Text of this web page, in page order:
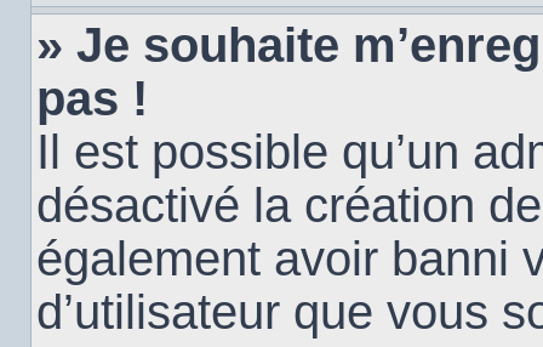
» Je souhaite
pas !
Il est possible qu’un
désactivé la création
également avoir banni
d’utilisateur que vous